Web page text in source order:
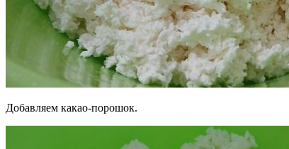
Добавляем какао-порошок.